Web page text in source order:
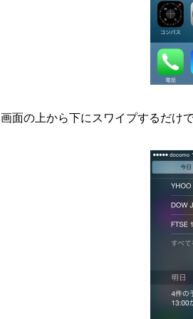
画面の上から下にスワイプするだけ